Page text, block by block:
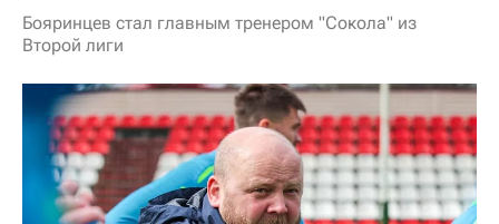
Бояринцев стал главным тренером "Сокола" из
Второй лиги